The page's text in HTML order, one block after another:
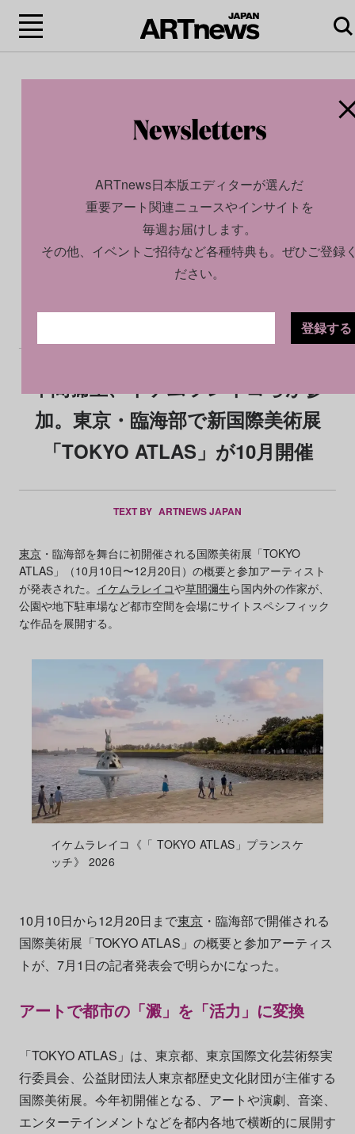
草間彌生、イケムラレイコらが参
加。東京・臨海部で新国際美術展
「TOKYO ATLAS」が10月開催
TEXT BY ARTNEWS JAPAN
東京・臨海部を舞台に初開催される国際美術展「TOKYO
ATLAS」（10月10日〜12月20日）の概要と参加アーティスト
が発表された。 イケムラレイコや草間彌生ら国内外の作家が、
公園や地下駐車場など都市空間を会場にサイトスペシフィック
な作品を展開する。
イケムラレイコ《「 TOKYO ATLAS」プランスケ
ッチ》 2026
10月10日から12月20日まで東京・臨海部で開催される
国際美術展「TOKYO ATLAS」の概要と参加アーティス
トが、7月1日の記者発表会で明らかになった。
アートで都市の「澱」を「活力」に変換
「TOKYO ATLAS」は、東京都、東京国際文化芸術祭実
行委員会、公益財団法人東京都歴史文化財団が主催する
国際美術展。今年初開催となる、アートや演劇、音楽、
エンターテインメントなどを都内各地で横断的に展開す
ARTnews日本版エディターが選んだ
重要アート関連ニュースやインサイトを
毎週お届けします。
その他、イベントご招待など各種特典も。ぜひご登録
ださい。
登録する